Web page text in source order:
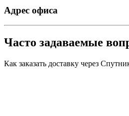
Адрес офиса
Часто задаваемые
Как заказать доставку через